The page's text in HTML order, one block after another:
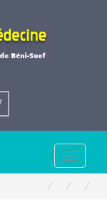
Toggle
navigation